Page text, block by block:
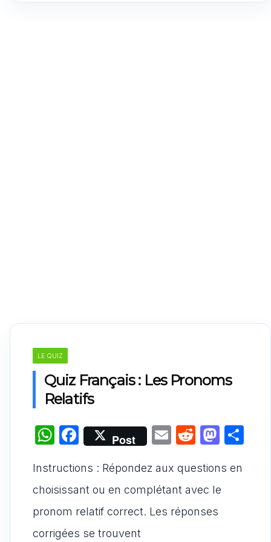
LE QUIZ
Quiz Français : Les Pronoms
Relatifs
W
at
s
A
p
F
a
c
e
b
o
Post
E
ai
l
R
d
di
t
M
st
o
Instructions : Répondez aux questions en
choisissant ou en complétant avec le
pronom relatif correct. Les réponses
corrigées se trouvent